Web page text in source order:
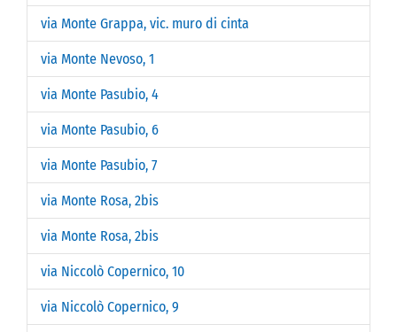
via Monte Grappa, vic. muro di cinta
via Monte Nevoso, 1
via Monte Pasubio, 4
via Monte Pasubio, 6
via Monte Pasubio, 7
via Monte Rosa, 2bis
via Monte Rosa, 2bis
via Niccolò Copernico, 10
via Niccolò Copernico, 9